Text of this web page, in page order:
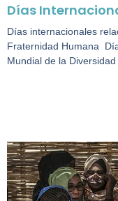
Días
Días internacionales
Fraternidad Humana
Mundial de la Diversidad